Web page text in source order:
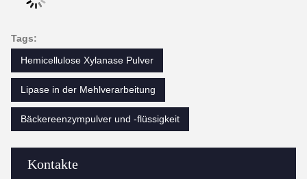
Kontakte
Tags:
Hemicellulose Xylanase Pulver
Lipase in der Mehlverarbeitung
Bäckereenzympulver und -flüssigkeit